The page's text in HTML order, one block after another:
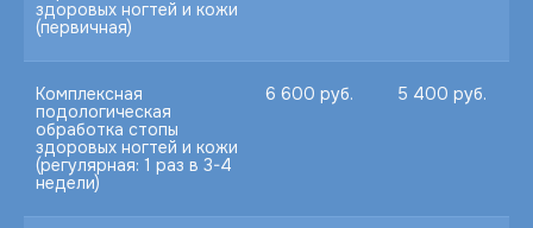
здоровых ногтей и кожи
(первичная)
Комплексная
подологическая
обработка стопы
здоровых ногтей и кожи
(регулярная: 1 раз в 3-4
недели)
6 600 руб. 5 400 руб.